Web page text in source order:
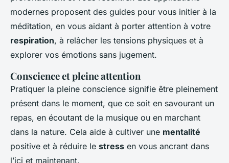
modernes proposent des guides pour vous initier à la
méditation, en vous aidant à porter attention à votre
respiration, à relâcher les tensions physiques et à
explorer vos émotions sans jugement.
Conscience et pleine attention
Pratiquer la pleine conscience signifie être pleinement
présent dans le moment, que ce soit en savourant un
repas, en écoutant de la musique ou en marchant
dans la nature. Cela aide à cultiver une mentalité
positive et à réduire le stress en vous ancrant dans
l’ici et maintenant.